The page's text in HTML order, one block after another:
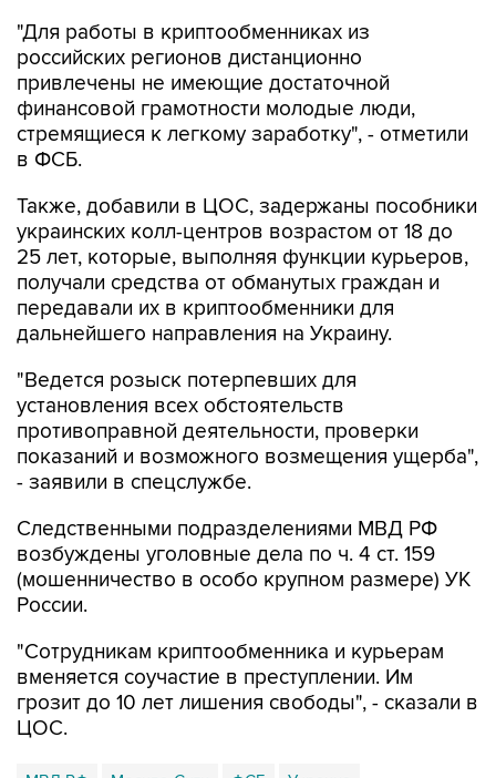
"Для работы в криптообменниках из
российских регионов дистанционно
привлечены не имеющие достаточной
финансовой грамотности молодые люди,
стремящиеся к легкому заработку", - отметили
в ФСБ.
Также, добавили в ЦОС, задержаны пособники
украинских колл-центров возрастом от 18 до
25 лет, которые, выполняя функции курьеров,
получали средства от обманутых граждан и
передавали их в криптообменники для
дальнейшего направления на Украину.
"Ведется розыск потерпевших для
установления всех обстоятельств
противоправной деятельности, проверки
показаний и возможного возмещения ущерба",
- заявили в спецслужбе.
Следственными подразделениями МВД РФ
возбуждены уголовные дела по ч. 4 ст. 159
(мошенничество в особо крупном размере) УК
России.
"Сотрудникам криптообменника и курьерам
вменяется соучастие в преступлении. Им
грозит до 10 лет лишения свободы", - сказали в
ЦОС.